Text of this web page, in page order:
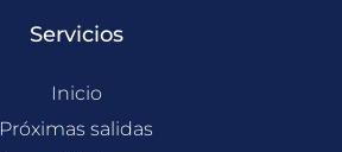
Servicios
Inicio
Próximas salidas